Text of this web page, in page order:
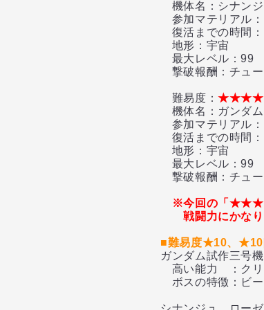
機体名：シナン
参加マテリアル
復活までの時間：
地形：宇宙
最大レベル：99
撃破報酬：チュ
難易度：
機体名：ガンダム
参加マテリアル
復活までの時間：
地形：宇宙
最大レベル：99
撃破報酬：チュ
※今回の「
戦闘力にかな
■難易度★10、
ガンダム試作三号機
高い能力 ：クリ
ボスの特徴：ビー